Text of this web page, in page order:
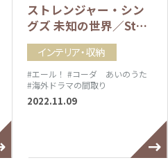
ストレンジャー・シン
グズ 未知の世界／St…
インテリア・収納
#エール！ #コーダ あいのうた
#海外ドラマの間取り
2022.11.09